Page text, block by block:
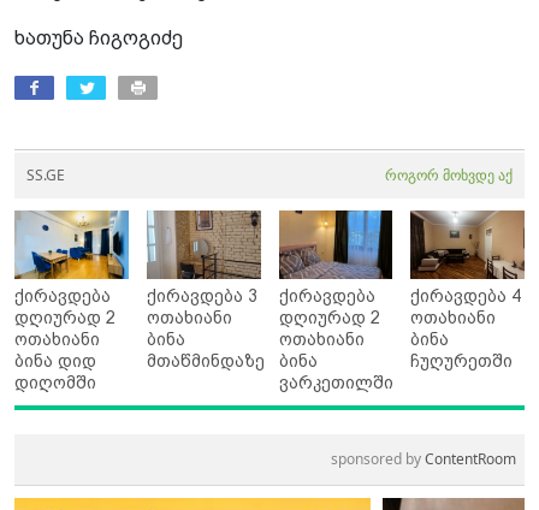
ხათუნა ჩიგოგიძე
SS.GE როგორ მოხვდე აქ
ქირავდება
დღიურად 2
ოთახიანი
ბინა დიდ
დიღომში
ქირავდება 3
ოთახიანი
ბინა
მთაწმინდაზე
ქირავდება
დღიურად 2
ოთახიანი
ბინა
ვარკეთილში
ქირავდება 4
ოთახიანი
ბინა
ჩუღურეთში
sponsored byContentRoom